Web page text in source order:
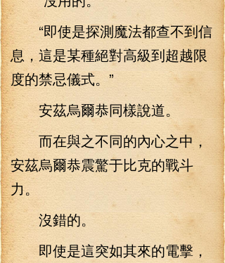
“即使是探測魔法都查不到信
息，這是某種絕對高級到超越限
度的禁忌儀式。”
安茲烏爾恭同樣說道。
而在與之不同的內心之中，
安茲烏爾恭震驚于比克的戰斗
力。
沒錯的。
即使是這突如其來的電擊，